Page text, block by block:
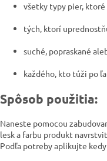
všetky typy pier,
tých, ktorí
suché, popraskané
každého, kto túži po
Spôsob použitia:
Naneste pomocou
lesk a farbu produkt
Podľa potreby aplikujte